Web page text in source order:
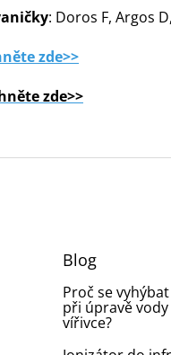
: Doros F, Argos
zde>>
zde>>
Blog
Proč se
při úpravě vody
vířivce?